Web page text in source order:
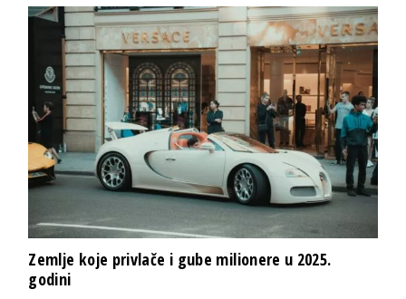
Zemlje koje privlače i gube milionere u 2025.
godini